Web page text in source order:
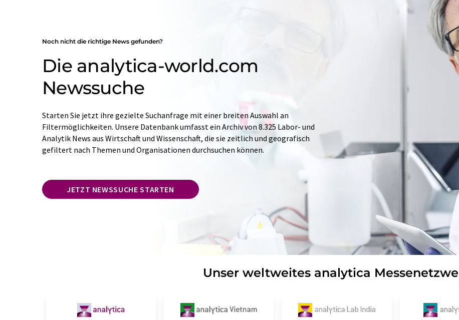
Noch nicht die richtige News gefunden?
Die analytica-world.com
Newssuche
Starten Sie jetzt ihre gezielte Suchanfrage mit einer breiten Auswahl an
Filtermöglichkeiten. Unsere Datenbank umfasst ein Archiv von 8.325 Labor- und
Analytik News aus Wirtschaft und Wissenschaft, die sie zeitlich und geografisch
gefiltert nach Themen und Organisationen durchsuchen können.
JETZT NEWSSUCHE STARTEN
Unser weltweites analytica